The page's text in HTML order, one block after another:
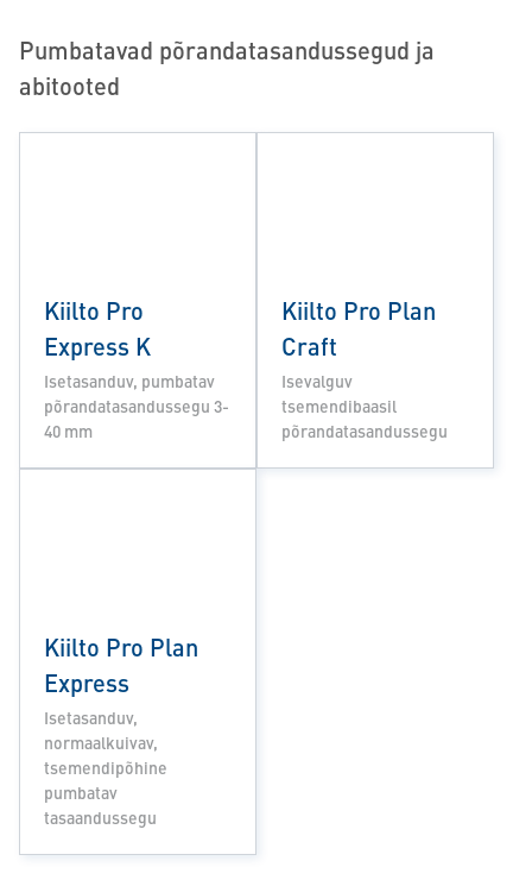
Pumbatavad põrandatasandussegud ja
abitooted
Kiilto Pro
Express K
Isetasanduv, pumbatav
põrandatasandussegu 3-
40 mm
Kiilto Pro Plan
Craft
Isevalguv
tsemendibaasil
põrandatasandussegu
Kiilto Pro Plan
Express
Isetasanduv,
normaalkuivav,
tsemendipõhine
pumbatav
tasaandussegu